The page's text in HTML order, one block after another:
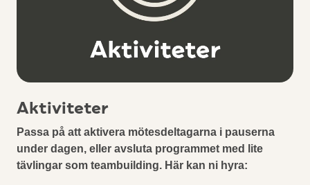
Aktiviteter
Passa på att aktivera mötesdeltagarna i pauserna
under dagen, eller avsluta programmet med lite
tävlingar som teambuilding. Här kan ni hyra: